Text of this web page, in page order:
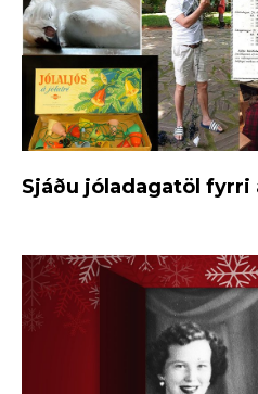
Sjáðu jóladagatöl fyrri